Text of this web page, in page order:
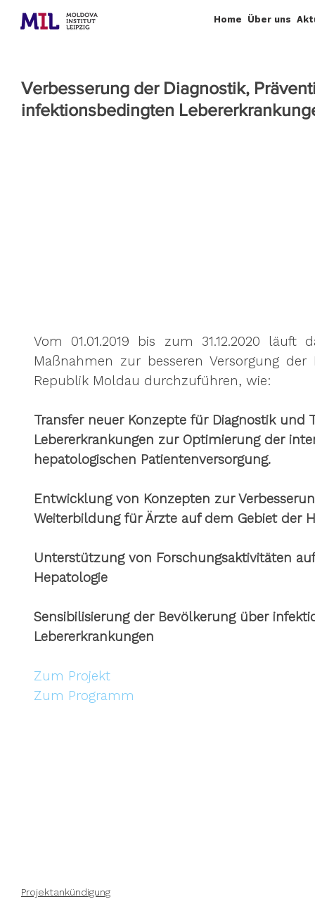
Home Über uns
Verbesserung der Diagnostik,
infektionsbedingten
Vom 01.01.2019 bis zum 31.12.2020
Maßnahmen zur besseren Versorgung
Republik Moldau durchzuführen, wie:
Transfer neuer Konzepte für Diagnostik und
Lebererkrankungen zur Optimierung der
hepatologischen Patientenversorgung.
Entwicklung von Konzepten zur
Weiterbildung für Ärzte auf dem Gebiet der
Unterstützung von Forschungsaktivitäten
Hepatologie
Sensibilisierung der Bevölkerung über
Lebererkrankungen
Zum Projekt
Zum Programm
Projektankündigung